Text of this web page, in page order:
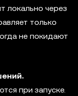
локально через
только
не покидают
при запуске.